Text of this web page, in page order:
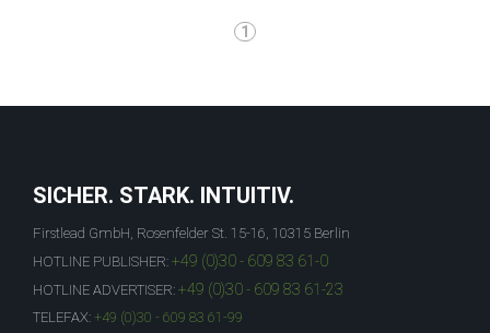
1
SICHER. STARK. INTUITIV.
Firstlead GmbH, Rosenfelder St. 15-16, 10315 Berlin
HOTLINE PUBLISHER: +49 (0)30 - 609 83 61-0
HOTLINE ADVERTISER: +49 (0)30 - 609 83 61-23
TELEFAX: +49 (0)30 - 609 83 61-99